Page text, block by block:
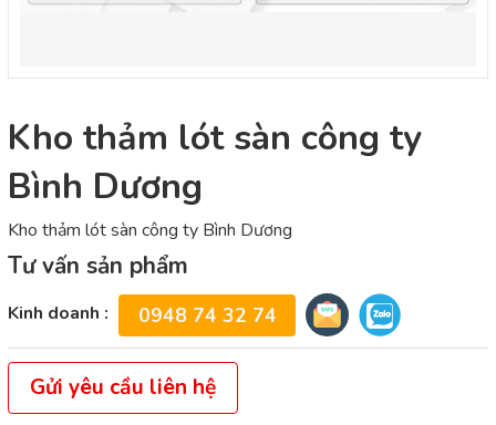
Kho thảm lót sàn công ty
Bình Dương
Kho thảm lót sàn công ty Bình Dương
Tư vấn sản phẩm
Kinh doanh : 0948 74 32 74
Gửi yêu cầu liên hệ